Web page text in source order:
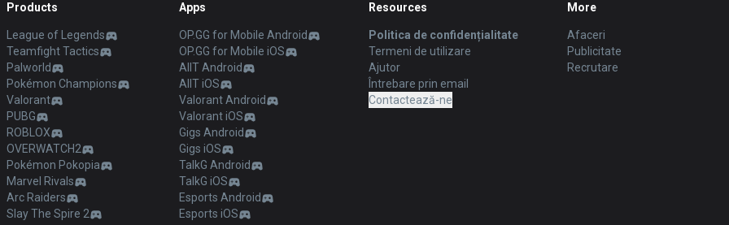
Products
League of Legends
Teamfight Tactics
Palworld
Pokémon Champions
Valorant
PUBG
ROBLOX
OVERWATCH2
Pokémon Pokopia
Marvel Rivals
Arc Raiders
Slay The Spire 2
Apps
OP.GG for Mobile Android
OP.GG for Mobile iOS
AllT Android
AllT iOS
Valorant Android
Valorant iOS
Gigs Android
Gigs iOS
TalkG Android
TalkG iOS
Esports Android
Esports iOS
Resources
Politica de confidențialitate
Termeni de utilizare
Ajutor
Întrebare prin email
Contactează-ne
More
Afaceri
Publicitate
Recrutare